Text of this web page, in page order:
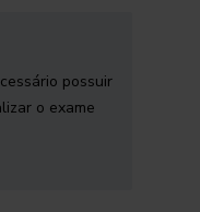
possuir
o exame